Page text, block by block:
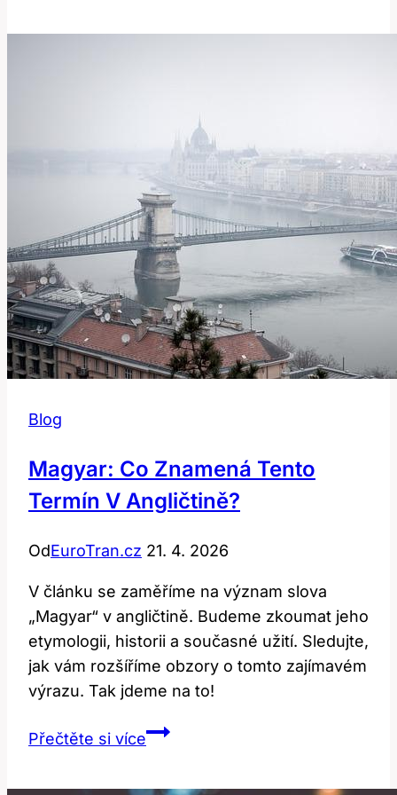
Emocionální
Slovo?
Blog
Magyar: Co Znamená Tento
Termín V Angličtině?
OdEuroTran.cz 21. 4. 2026
V článku se zaměříme na význam slova
„Magyar“ v angličtině. Budeme zkoumat jeho
etymologii, historii a současné užití. Sledujte,
jak vám rozšíříme obzory o tomto zajímavém
výrazu. Tak jdeme na to!
Přečtěte si víceMagyar: